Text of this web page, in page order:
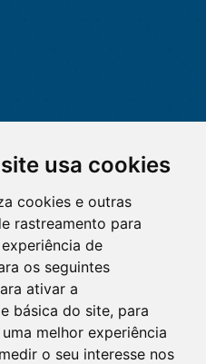
usa cookies
cookies e outras
rastreamento para
de
os seguintes
ativar a
básica do site, para
melhor experiência
o seu interesse nos